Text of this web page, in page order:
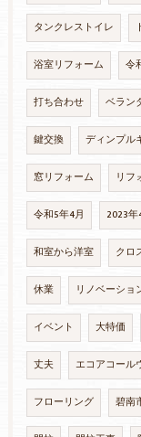
タンクレストイレ
浴室リフォーム 令
打ち合わせ ベラン
鍵交換 ディンプル
窓リフォーム リフ
令和5年4月 2023年
和室から洋室 クロ
休業 リノベーショ
イベント 大特価
丈夫 エコアコール
フローリング 碧南